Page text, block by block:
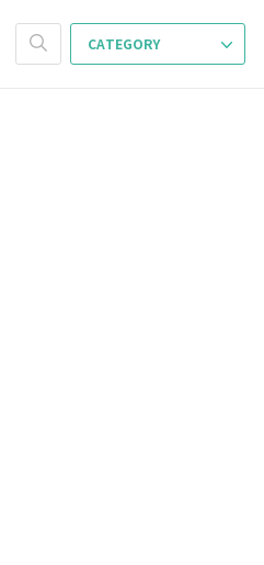
CATEGORY